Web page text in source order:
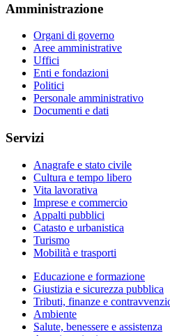
Amministrazione
Organi di governo
Aree amministrative
Uffici
Enti e fondazioni
Politici
Personale amministrativo
Documenti e dati
Servizi
Anagrafe e stato civile
Cultura e tempo libero
Vita lavorativa
Imprese e commercio
Appalti pubblici
Catasto e urbanistica
Turismo
Mobilità e trasporti
Educazione e formazione
Giustizia e sicurezza pubblica
Tributi, finanze e
Ambiente
Salute, benessere e assistenza